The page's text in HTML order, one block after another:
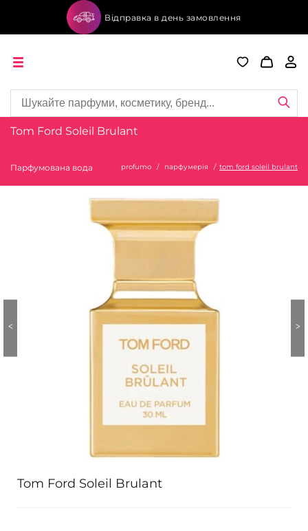
Відправка в день замовлення
Tom Ford Soleil Brulant
Парфумована вода profumo парфумерія tom ford soleil brulant
Tom Ford Soleil Brulant